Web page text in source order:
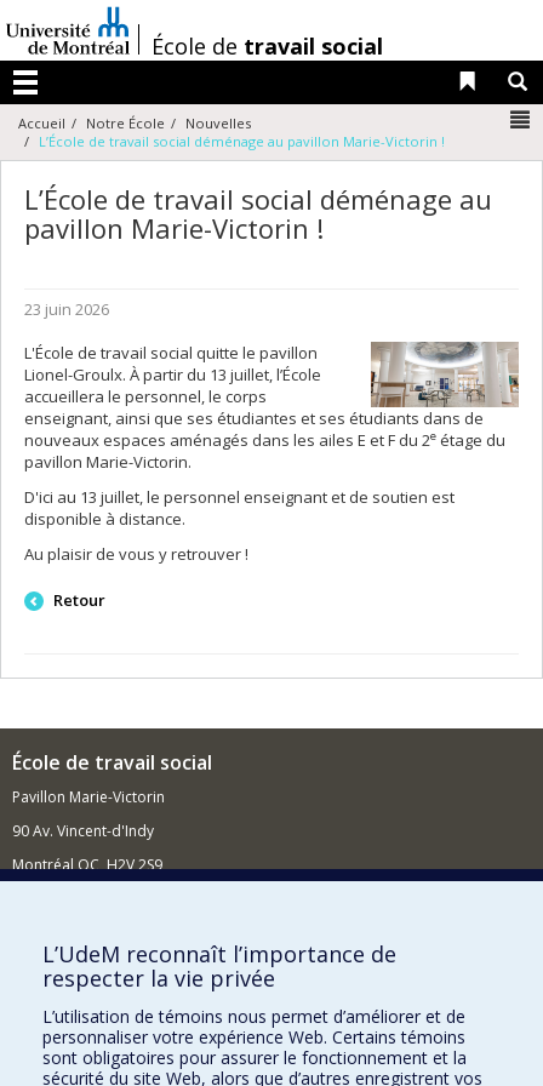
au
contenu
/École de travail social
Menu
Liens
Accueil Notre École
Nouvelles
L’École de travail social déménage au pavillon Marie-Victorin !
L’École de travail social déménage au
pavillon Marie-Victorin !
23 juin 2026
L'École de travail social quitte le pavillon
Lionel-Groulx. À partir du 13 juillet, l’École
accueillera le personnel, le corps
enseignant, ainsi que ses étudiantes et ses étudiants dans de
nouveaux espaces aménagés dans les ailes E et F du 2e étage du
pavillon Marie-Victorin.
D'ici au 13 juillet, le personnel enseignant et de soutien est
disponible à distance.
Au plaisir de vous y retrouver !
Retour
École de travail social
Pavillon Marie-Victorin
90 Av. Vincent-d'Indy
Montréal QC H2V 2S9
Comment soutenir l'École?
BESOIN D'AIDE?
Plan du site
Signaler une erreur
L’UdeM reconnaît l’importance de
respecter la vie privée
L’utilisation de témoins nous permet d’améliorer et de
personnaliser votre expérience Web. Certains témoins
sont obligatoires pour assurer le fonctionnement et la
sécurité du site Web, alors que d’autres enregistrent vos